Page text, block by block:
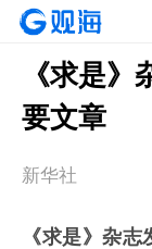
《求是
要文章
新华社
《求是》杂